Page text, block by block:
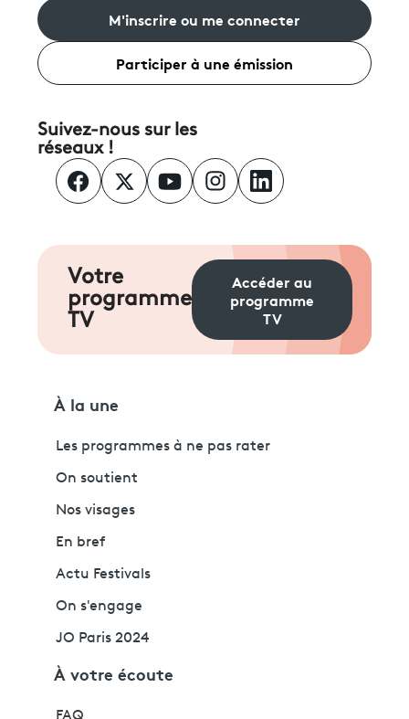
M'inscrire ou me connecter
Participer à une émission
Suivez-nous sur les
réseaux !
Votre
programme
TV
Accéder au
programme
TV
À la une
Les programmes à ne pas rater
On soutient
Nos visages
En bref
Actu Festivals
On s'engage
JO Paris 2024
À votre écoute